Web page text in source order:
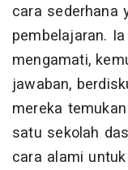
cara sederhana
pembelajaran.
mengamati,
jawaban,
mereka
satu sekolah
cara alami